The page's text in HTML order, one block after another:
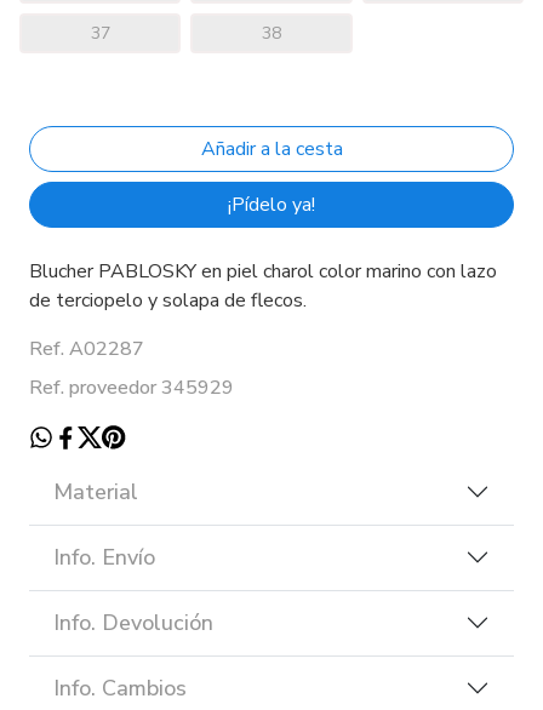
37 38
¡Pídelo ya!
Blucher PABLOSKY en piel charol color marino con lazo
de terciopelo y solapa de flecos.
Ref. A02287
Ref. proveedor 345929
Material
Info. Envío
Info. Devolución
Info. Cambios